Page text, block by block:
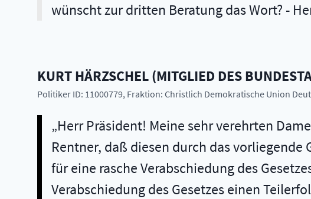
wünscht zur dritten Beratung das Wort? -
KURTHÄRZSCHEL(MITGLIED DES
Politiker ID: 11000779, Fraktion: Christlich Demokratische Union
Herr Präsident! Meine sehr verehrten
Rentner, daß diesen durch das
für eine rasche Verabschiedung des
Verabschiedung des Gesetzes einen